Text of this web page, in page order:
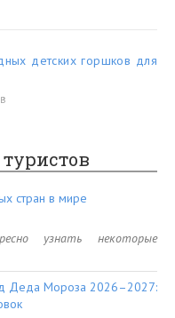
детских горшков для
стран в мире
узнать некоторые
Деда Мороза 2026–2027: